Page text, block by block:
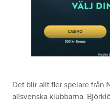
Det blir allt fler spelare från
allsvenska klubbarna.